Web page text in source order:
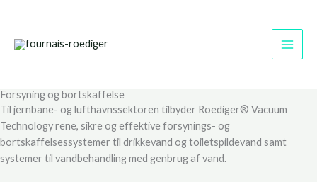
indholdet
Forsyning og bortskaffelse
Til jernbane- og lufthavnssektoren tilbyder Roediger® Vacuum
Technology rene, sikre og effektive forsynings- og
bortskaffelsessystemer til drikkevand og toiletspildevand samt
systemer til vandbehandling med genbrug af vand.